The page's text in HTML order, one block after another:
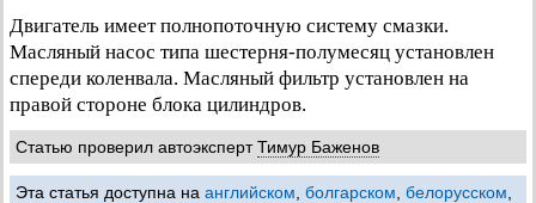
Двигатель имеет полнопоточную систему смазки.
Масляный насос типа шестерня-полумесяц установлен
спереди коленвала. Масляный фильтр установлен на
правой стороне блока цилиндров.
Статью проверил автоэкспертТимур Баженов
Эта статья доступна на английском болгарском белорусском